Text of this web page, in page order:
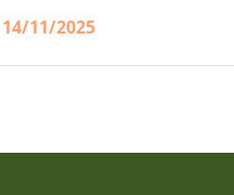
de trouver aussi des voix
aux insectes. Mais peut-on
14/11/2025